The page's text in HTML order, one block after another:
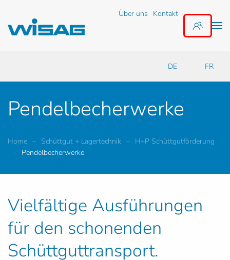
Zum Hauptinhalt springen
Über uns Kontakt
DE FR
Pendelbecherwerke
Home Schüttgut + Lagertechnik
H+P Schüttgutförderung
Pendelbecherwerke
Vielfältige Ausführungen
für den schonenden
Schüttguttransport.